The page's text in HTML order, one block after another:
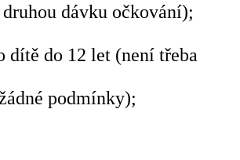
dávku očkování);
dítě do 12 let (není třeba
podmínky);